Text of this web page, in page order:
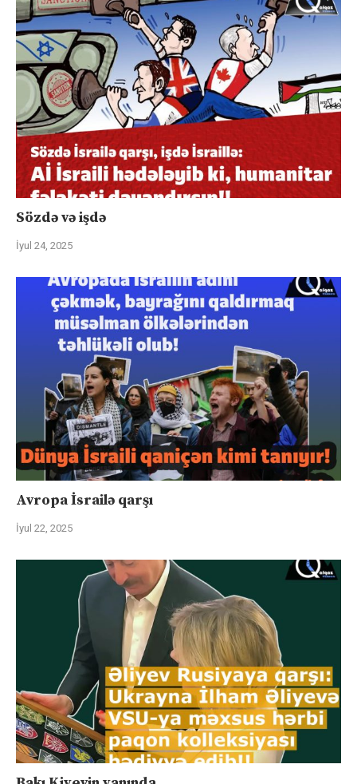
Sözdə və işdə
İyul 24, 2025
Avropa İsrailə qarşı
İyul 22, 2025